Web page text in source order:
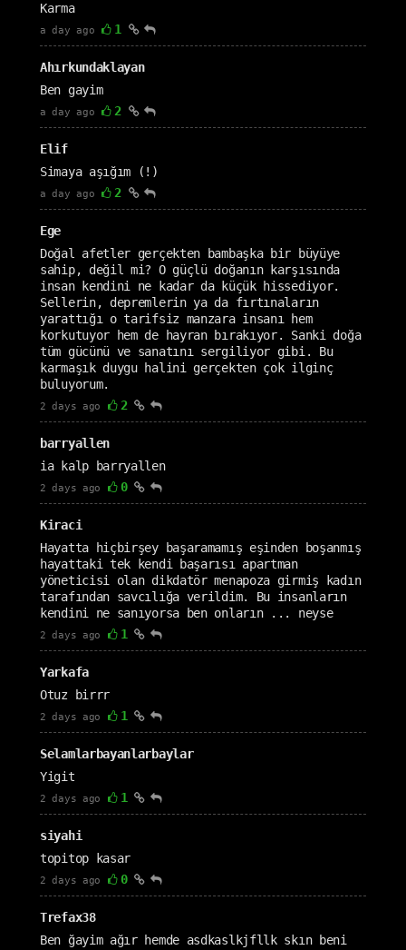
Karma
a day ago 1
Ahırkundaklayan
Ben gayim
a day ago 2
Elif
Simaya aşığım (!)
a day ago 2
Ege
Doğal afetler gerçekten bambaşka bir büyüye
sahip, değil mi? O güçlü doğanın karşısında
insan kendini ne kadar da küçük hissediyor.
Sellerin, depremlerin ya da fırtınaların
yarattığı o tarifsiz manzara insanı hem
korkutuyor hem de hayran bırakıyor. Sanki doğa
tüm gücünü ve sanatını sergiliyor gibi. Bu
karmaşık duygu halini gerçekten çok ilginç
buluyorum.
2 days ago 2
barryallen
ia kalp barryallen
2 days ago 0
Kiraci
Hayatta hiçbirşey başaramamış eşinden boşanmış
hayattaki tek kendi başarısı apartman
yöneticisi olan dikdatör menapoza girmiş kadın
tarafından savcılığa verildim. Bu insanların
kendini ne sanıyorsa ben onların ... neyse
2 days ago 1
Yarkafa
Otuz birrr
2 days ago 1
Selamlarbayanlarbaylar
Yigit
2 days ago 1
siyahi
topitop kasar
2 days ago 0
Trefax38
Ben ğayim ağır hemde asdkaslkjfllk skın beni